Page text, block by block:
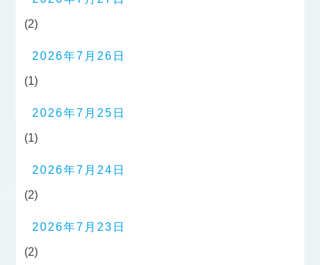
(2)
2026年7月26日
(1)
2026年7月25日
(1)
2026年7月24日
(2)
2026年7月23日
(2)